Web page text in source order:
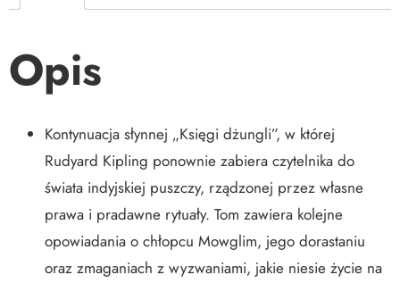
Opis
Kontynuacja słynnej „Księgi dżungli”, w której
Rudyard Kipling ponownie zabiera czytelnika do
świata indyjskiej puszczy, rządzonej przez własne
prawa i pradawne rytuały. Tom zawiera kolejne
opowiadania o chłopcu Mowglim, jego dorastaniu
oraz zmaganiach z wyzwaniami, jakie niesie życie na